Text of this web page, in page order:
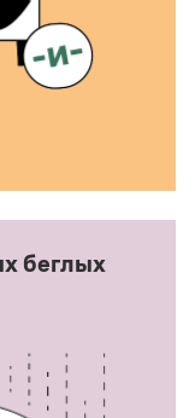
беглых